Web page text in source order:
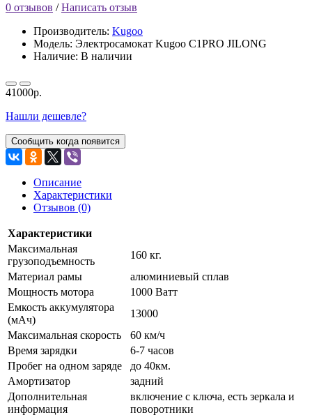
0 отзывов /Написать отзыв
Производитель: Kugoo
Модель: Электросамокат Kugoo C1PRO JILONG
Наличие: В наличии
41000р.
Нашли дешевле?
Сообщить когда появится
Описание
Характеристики
Отзывов (0)
Характеристики
Максимальная
грузоподъемность
160 кг.
Материал рамы
алюминиевый сплав
Мощность мотора
1000 Ватт
Емкость аккумулятора
(мАч)
13000
Максимальная скорость
60 км/ч
Время зарядки
6-7 часов
Пробег на одном заряде
до 40км.
Амортизатор
задний
Дополнительная
информация
включение с ключа, есть зеркала и
поворотники